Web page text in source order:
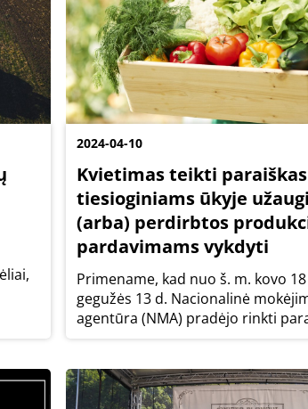
2024-04-10
Kvietimas teikti paraiškas
tiesioginiams ūkyje
(arba) perdirbtos
pardavimams vykdyti
Primename, kad nuo š. m. kovo
gegužės 13 d. Nacionalinė
agentūra (NMA) pradėjo rinkti
paraiškas trumpoms tiekimo
pagal supaprastintąją tvarką. Ši
suteikia...